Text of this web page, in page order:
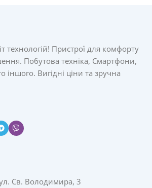
технологій! Пристрої для комфорту
Побутова техніка, Смартфони,
іншого. Вигідні ціни та зручна
Св. Володимира, 3